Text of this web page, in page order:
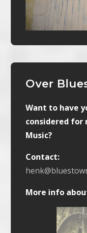
Over
Want to have
considered for
Music?
Contact:
More info